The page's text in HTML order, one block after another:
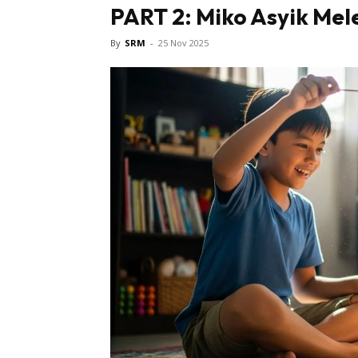
Bintang
PART 2: Miko Asyik
By SRM - 25 Nov 2025